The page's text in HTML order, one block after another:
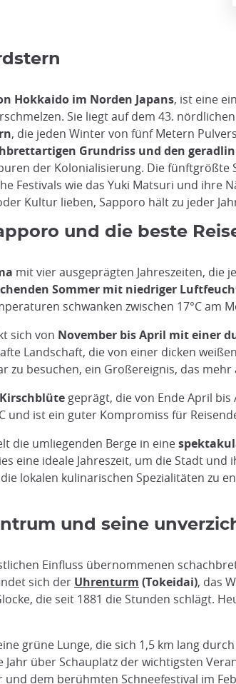
Hokkaido im Norden Japans, ist eine
Sie liegt auf dem 43.
, die jeden Winter von fünf Metern
Grundriss und den
der Kolonialisierung. Die fünftgrößte
Festivals wie das Yuki Matsuri und ihre
Kultur lieben, Sapporo hält zu jeder
und die beste
mit vier ausgeprägten Jahreszeiten, die
Sommer mit niedriger
schwanken zwischen 17°C am
sich von November bis April mit einer
Landschaft, die von einer dicken
zu besuchen, ein Großereignis, das
geprägt, die von Ende April
und ist ein guter Kompromiss für
die umliegenden Berge in eine
eine ideale Jahreszeit, um die Stadt
lokalen kulinarischen Spezialitäten zu
und seine
Einfluss übernommenen
sich der Uhrenturm (Tokeidai), das
die seit 1881 die Stunden schlägt.
grüne Lunge, die sich 1,5 km lang
Jahr über Schauplatz der wichtigsten
dem berühmten Schneefestival im